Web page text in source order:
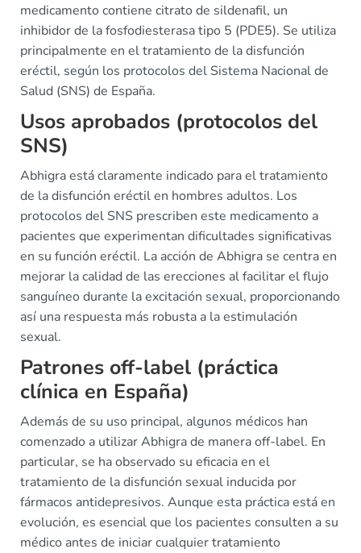
medicamento contiene citrato de sildenafil, un
inhibidor de la fosfodiesterasa tipo 5 (PDE5). Se utiliza
principalmente en el tratamiento de la disfunción
eréctil, según los protocolos del Sistema Nacional de
Salud (SNS) de España.
Usos aprobados (protocolos del
SNS)
Abhigra está claramente indicado para el tratamiento
de la disfunción eréctil en hombres adultos. Los
protocolos del SNS prescriben este medicamento a
pacientes que experimentan dificultades significativas
en su función eréctil. La acción de Abhigra se centra en
mejorar la calidad de las erecciones al facilitar el flujo
sanguíneo durante la excitación sexual, proporcionando
así una respuesta más robusta a la estimulación
sexual.
Patrones off-label (práctica
clínica en España)
Además de su uso principal, algunos médicos han
comenzado a utilizar Abhigra de manera off-label. En
particular, se ha observado su eficacia en el
tratamiento de la disfunción sexual inducida por
fármacos antidepresivos. Aunque esta práctica está en
evolución, es esencial que los pacientes consulten a su
médico antes de iniciar cualquier tratamiento